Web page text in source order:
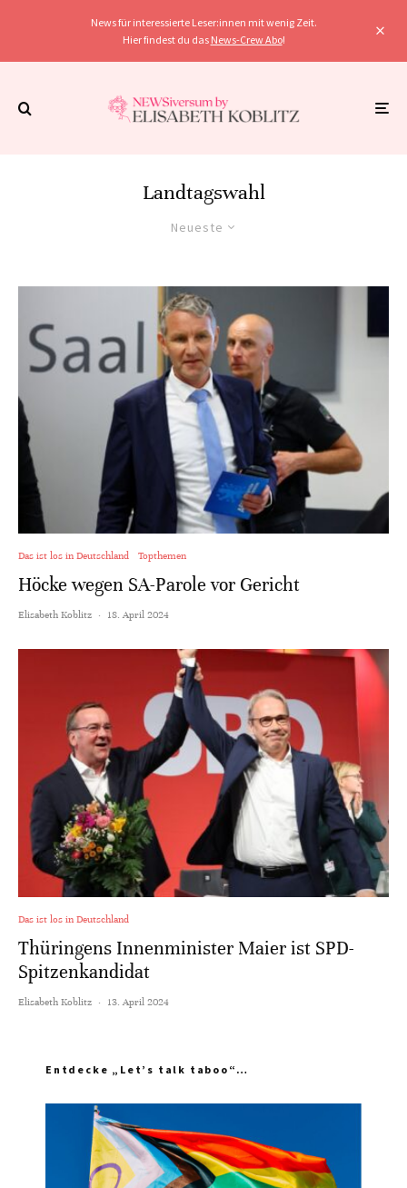
News für interessierte Leser:innen mit wenig Zeit.
Hier findest du das News-Crew Abo!
Landtagswahl
Neueste
Das ist los in Deutschland Topthemen
Höcke wegen SA-Parole vor Gericht
Elisabeth Koblitz · 18. April 2024
Das ist los in Deutschland
Thüringens Innenminister Maier ist SPD-
Spitzenkandidat
Elisabeth Koblitz · 13. April 2024
Entdecke „Let’s talk taboo“…